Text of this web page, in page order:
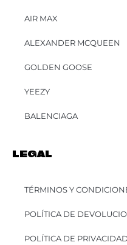
AIR MAX
ALEXANDER MCQUEEN
GOLDEN GOOSE
YEEZY
BALENCIAGA
LEGAL
TÉRMINOS Y
POLÍTICA DE
POLÍTICA DE PRIVACIDAD